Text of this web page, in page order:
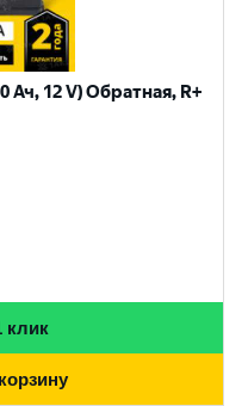
Ач, 12 V) Обратная, R+
клик